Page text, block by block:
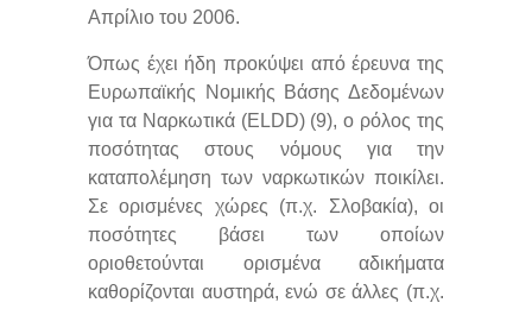
Απρίλιο του 2006.
Όπως έχει ήδη προκύψει από έρευνα της
Ευρωπαϊκής Νομικής Βάσης Δεδομένων
για τα Ναρκωτικά (ELDD) (9), ο ρόλος της
ποσότητας στους νόμους για την
καταπολέμηση των ναρκωτικών ποικίλει.
Σε ορισμένες χώρες (π.χ. Σλοβακία), οι
ποσότητες βάσει των οποίων
οριοθετούνται ορισμένα αδικήματα
καθορίζονται αυστηρά, ενώ σε άλλες (π.χ.